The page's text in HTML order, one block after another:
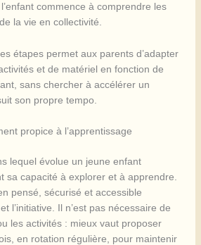
commence à comprendre les
la vie en collectivité.
étapes permet aux parents d’adapter
et de matériel en fonction de
sans chercher à accélérer un
son propre tempo.
propice à l’apprentissage
lequel évolue un jeune enfant
sa capacité à explorer et à apprendre.
pensé, sécurisé et accessible
l’initiative. Il n’est pas nécessaire de
les activités : mieux vaut proposer
en rotation régulière, pour maintenir